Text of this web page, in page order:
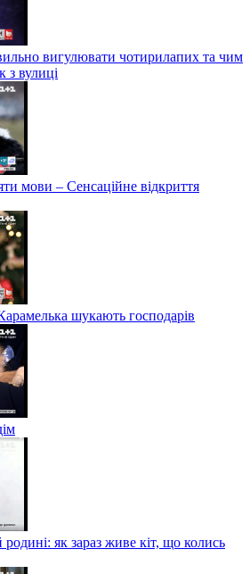
вигулювати чотирилапих та чим
з вулиці
мови – Сенсаційне відкриття
шукають господарів
як зараз живе кіт, що колись